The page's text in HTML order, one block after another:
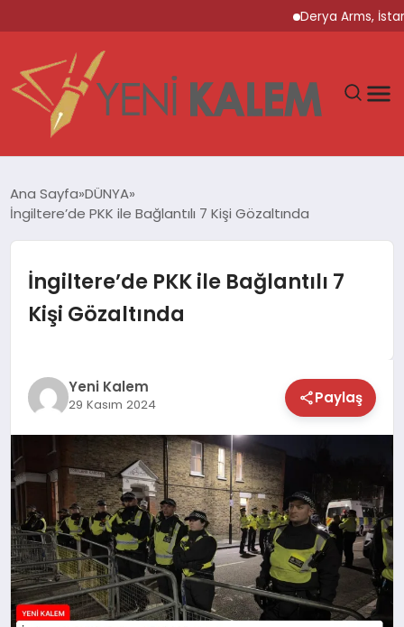
Derya Arms, İstanbul
SPOR
DÜNYA
EKONOMİ
TEKNOLOJİ
SAĞLIK
MAGAZİN
EĞİTİM
Ana Sayfa DÜNYA
İngiltere’de PKK ile Bağlantılı 7 Kişi Gözaltında
İngiltere’de PKK ile Bağlantılı 7
Kişi Gözaltında
Yeni Kalem
29 Kasım 2024 Paylaş